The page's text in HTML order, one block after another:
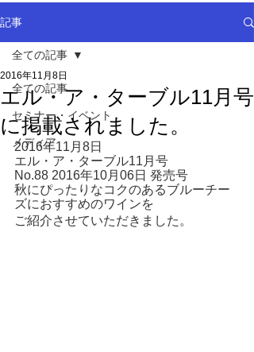
記事
全ての記事
セミナー・イベント
メディア
全ての記事
エル・ア・ターブル11月号
に掲載されました。
2016年11月8日
2016年11月8日
エル・ア・ターブル11月号
No.88 2016年10月06日 発売号
秋にぴったりなコクのあるブルーチー
ズにおすすめのワインを
ご紹介させていただきました。